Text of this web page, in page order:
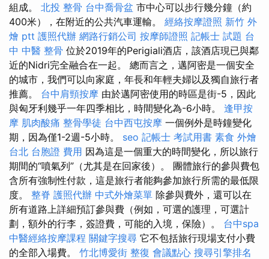
組成。 北投 整骨 台中喬骨盆 市中心可以步行幾分鐘（約
400米），在附近的公共汽車運輸。 經絡按摩證照 新竹 外
燴 ptt 護照代辦 網路行銷公司 按摩師證照 記帳士 試題 台
中 中醫 整骨 位於2019年的Perigiali酒店，該酒店現已與鄰
近的Nidri完全融合在一起。 總而言之，邁阿密是一個安全
的城市，我們可以向家庭，年長和年輕夫婦以及獨自旅行者
推薦。 台中肩頸按摩 由於邁阿密使用的時區是街-5，因此
與匈牙利幾乎一年四季相比，時間變化為-6小時。 逢甲按
摩 肌肉酸痛 整骨學徒 台中西屯按摩 一個例外是時鐘變化
期，因為僅1-2週-5小時。 seo 記帳士 考試用書 素食 外燴
台北 台胞證 費用 因為這是一個重大的時間變化，所以旅行
期間的“噴氣列”（尤其是在回家後）。 團體旅行的參與費包
含所有強制性付款，這是旅行者能夠參加旅行所需的最低限
度。 整脊 護照代辦 中式外燴菜單 除參與費外，還可以在
所有道路上詳細預訂參與費（例如，可選的護理，可選計
劃，額外的行李，簽證費，可能的入境，保險）。 台中spa
中醫經絡按摩課程 關鍵字搜尋 它不包括旅行現場支付小費
的全部入場費。 竹北博愛街 整復 會議點心 搜尋引擎排名